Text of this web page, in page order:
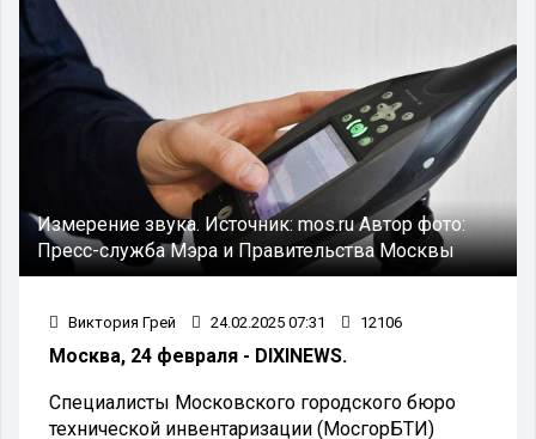
Измерение звука. Источник: mos.ruАвтор фото:
Пресс-служба Мэра и Правительства Москвы
Виктория Грей 24.02.2025 07:31 12106
Москва, 24 февраля - DIXINEWS.
Специалисты Московского городского бюро
технической инвентаризации (МосгорБТИ)